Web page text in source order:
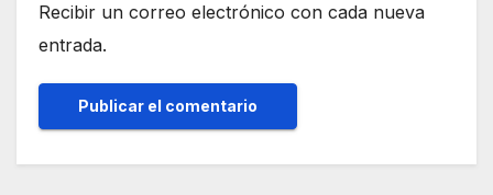
Recibir un correo electrónico con cada nueva
entrada.